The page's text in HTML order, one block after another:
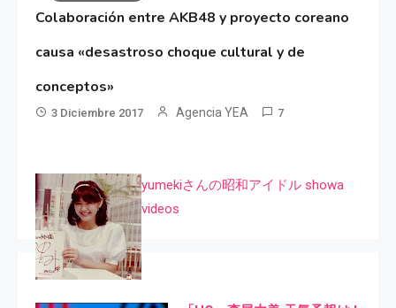
Colaboración entre AKB48 y proyecto coreano
causa «desastroso choque cultural y de
conceptos»
3 Diciembre 2017 Agencia YEA 7
yumekiさんの昭和アイドル showa
videos